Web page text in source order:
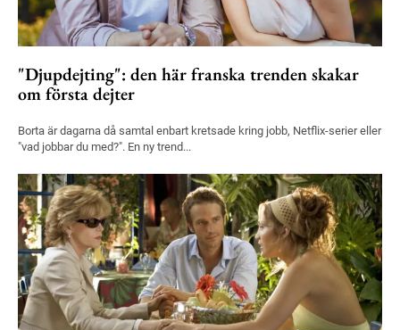
"Djupdejting": den här franska trenden skakar
om första dejter
Borta är dagarna då samtal enbart kretsade kring jobb, Netflix-serier eller
"vad jobbar du med?". En ny trend...